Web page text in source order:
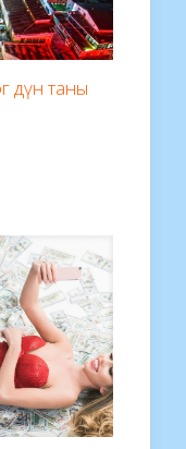
дүн таны